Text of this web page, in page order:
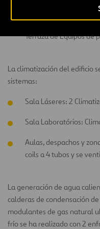
Cubierta: Sala de
Terraza de Equipos de
La climatización del edificio
sistemas:
Sala Láseres: 2
Sala Laboratórios:
Aulas, despachos y
coils a 4 tubos y se
La generación de agua
calderas de condensación
modulantes de gas natural
frío se ha realizado con 2